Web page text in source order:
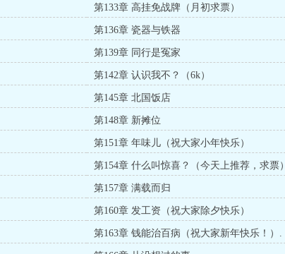
第133章 高挂免战牌（月初求票）
第136章 瓷器与铁器
第139章 同行是冤家
第142章 认识我不？（6k）
第145章 北国饭店
第148章 新摊位
第151章 年味儿（祝大家小年快乐）
第154章 什么叫惊喜？（今天上推荐，求票）
第157章 满载而归
第160章 发工资（祝大家除夕快乐）
第163章 钱能治百病（祝大家新年快乐！）.